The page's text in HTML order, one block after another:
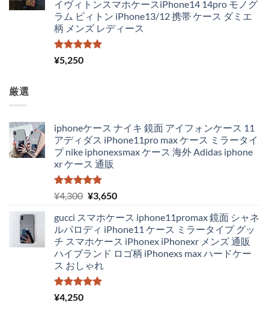
イヴィトンスマホケースiPhone14 14pro モノグ
ラム ビィトン iPhone13/12 携帯 ケース ダミエ
柄 メンズ レディース
5段階中
5.00
¥5,250
厳選
iphoneケース ナイキ 鏡面 アイフォンケース 11
アディダス iPhone11pro max ケース ミラータイ
プ nike iphonexsmax ケース 海外 Adidas iphone
xr ケース 通販
5段階中
5.00
の評価
¥4,300 元
価
格
は
¥4,300
で
し
¥3,650現
の
価
格
は
gucci スマホケース iphone11promax 鏡面 シャネ
ルパロディ iPhone11 ケース ミラータイプ グッ
チ スマホケース iPhonex iPhonexr メンズ 通販
ハイブランド ロゴ柄 iPhonexs max ハードケー
ス おしゃれ
5段階中
5.00
¥4,250